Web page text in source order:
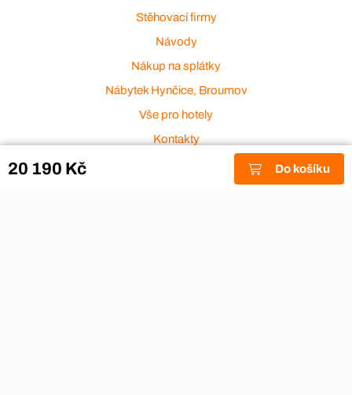
20 190 Kč Do košíku
Stěhovací firmy
Návody
Nákup na splátky
Nábytek Hynčice, Broumov
Vše pro hotely
Kontakty
Přijímáme platební karty